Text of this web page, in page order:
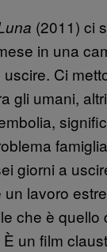
(2011) ci
in una
Ci
gli umani,
giorni a
lavoro
che è quello
un film